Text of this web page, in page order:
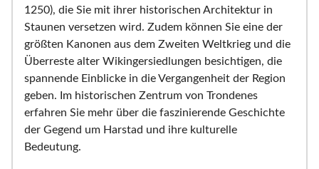
1250), die Sie mit ihrer historischen Architektur in
Staunen versetzen wird. Zudem können Sie eine der
größten Kanonen aus dem Zweiten Weltkrieg und die
Überreste alter Wikingersiedlungen besichtigen, die
spannende Einblicke in die Vergangenheit der Region
geben. Im historischen Zentrum von Trondenes
erfahren Sie mehr über die faszinierende Geschichte
der Gegend um Harstad und ihre kulturelle
Bedeutung.